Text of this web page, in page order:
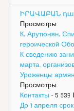
ԻՐԱՎԱԲԱՆ
Просмотры
К. Арутюнян.
героической
К сведению
марта,
Уроженцы
Просмотры
Контакты - 5
До 1 апреля